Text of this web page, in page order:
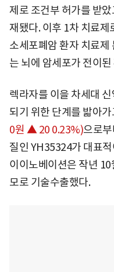
제로 조건부 허가를 받
재됐다. 이후 1차 치료제
소세포폐암 환자 치료제
는 뇌에 암세포가 전이
렉라자를 이을 차세대
되기 위한 단계를 밟아
0원 ▲ 20 0.23%)으로
질인 YH35324가 대표
이이노베이션은 작년
모로 기술수출했다.